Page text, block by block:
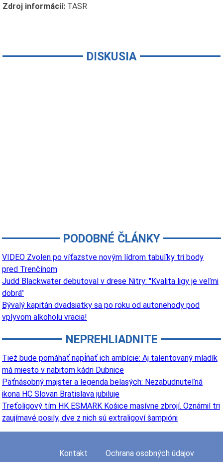
Zdroj informácií:TASR
DISKUSIA
PODOBNÉ ČLÁNKY
VIDEO Zvolen po víťazstve novým lídrom tabuľky tri body
pred Trenčínom
Judd Blackwater debutoval v drese Nitry: "Kvalita ligy je veľmi
dobrá"
Bývalý kapitán dvadsiatky sa po roku od autonehody pod
vplyvom alkoholu vracia!
NEPREHLIADNITE
Tiež bude pomáhať napĺňať ich ambície: Aj talentovaný mladík
má miesto v nabitom kádri Dubnice
Päťnásobný majster a legenda belasých: Nezabudnuteľná
ikona HC Slovan Bratislava jubiluje
Treťoligový tím HK ESMARK Košice masívne zbrojí. Oznámil tri
zaujímavé posily, dve z nich sú extraligoví šampióni
Kontakt Ochrana osobných údajov